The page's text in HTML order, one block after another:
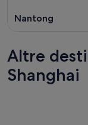
Nantong
Altre
Shanghai